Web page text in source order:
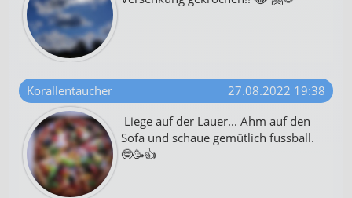
Korallentaucher
27.08.2022 19:38
Liege auf der Lauer... Ähm auf den
Sofa und schaue gemütlich fussball.
🤓🥳👍